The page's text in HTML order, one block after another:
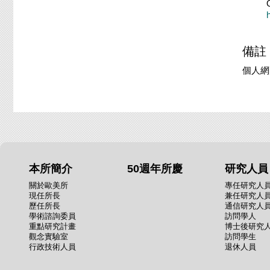
備註
個人
本所簡介
關於歐美所
現任所長
歷任所長
學術諮詢委員
重點研究計畫
觀念實驗室
行政技術人員
50週年所慶 研究人員
專任研究人
兼任研究人
通信研究人
訪問學人
博士後研究
訪問學生
退休人員